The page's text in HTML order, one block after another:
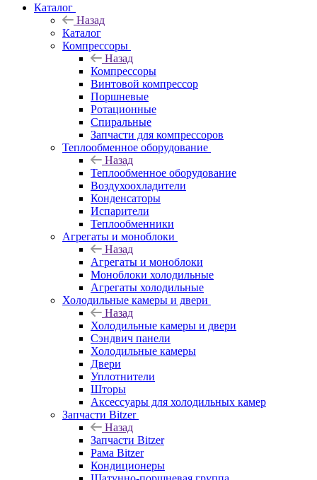
Каталог
Назад
Каталог
Компрессоры
Назад
Компрессоры
Винтовой компрессор
Поршневые
Ротационные
Спиральные
Запчасти для компрессоров
Теплообменное оборудование
Назад
Теплообменное оборудование
Воздухоохладители
Конденсаторы
Испарители
Теплообменники
Агрегаты и моноблоки
Назад
Агрегаты и моноблоки
Моноблоки холодильные
Агрегаты холодильные
Холодильные камеры и двери
Назад
Холодильные камеры и двери
Сэндвич панели
Холодильные камеры
Двери
Уплотнители
Шторы
Аксессуары для холодильных камер
Запчасти Bitzer
Назад
Запчасти Bitzer
Рама Bitzer
Кондиционеры